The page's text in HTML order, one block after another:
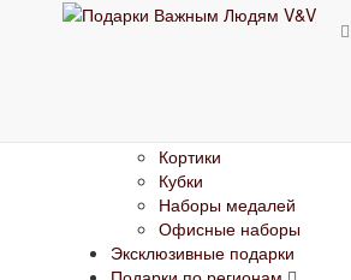
Изделия с Государственной
Кортики
Кубки
Наборы медалей
Офисные наборы
Эксклюзивные подарки